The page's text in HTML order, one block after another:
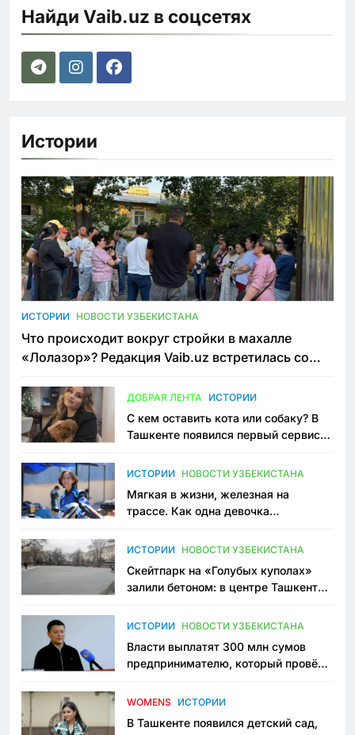
Найди Vaib.uz в соцсетях
Истории
ИСТОРИИ НОВОСТИ УЗБЕКИСТАНА
Что происходит вокруг стройки в махалле
«Лолазор»? Редакция Vaib.uz встретилась со
ДОБРАЯ ЛЕНТА ИСТОРИИ
С кем оставить кота или собаку? В
Ташкенте появился первый сервис
ИСТОРИИ НОВОСТИ УЗБЕКИСТАНА
Мягкая в жизни, железная на
трассе. Как одна девочка
Узбекистане
ИСТОРИИ НОВОСТИ УЗБЕКИСТАНА
Скейтпарк на «Голубых куполах»
залили бетоном: в центре Ташкента
пространство
ИСТОРИИ НОВОСТИ УЗБЕКИСТАНА
Власти выплатят 300 млн сумов
предпринимателю, который провёл
приговору
WOMENS ИСТОРИИ
В Ташкенте появился детский сад,